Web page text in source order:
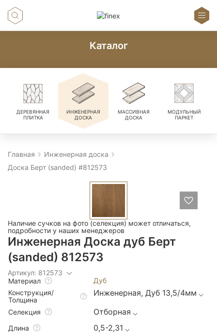
Каталог
ДЕРЕВЯННАЯ
ПЛИТКА
ИНЖЕНЕРНАЯ
ДОСКА
МАССИВНАЯ
ДОСКА
МОДУЛЬНЫЙ
ПАРКЕТ
Главная
Инженерная доска
Доска Берт (sanded) #812573
Наличие сучков на фото (селекция) может отличаться,
подробности у наших менеджеров
Инженерная Доска дуб Берт
(sanded) 812573
Артикул: 812573
Материал
Дуб
Конструкция/
Толщина
Инженерная, Дуб 13,5/4мм
Селекция Отборная
Длина 0,5-2,31